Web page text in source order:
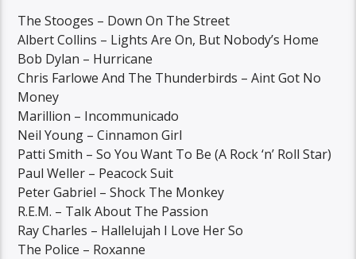
The Stooges – Down On The Street
Albert Collins – Lights Are On, But Nobody’s Home
Bob Dylan – Hurricane
Chris Farlowe And The Thunderbirds – Aint Got No
Money
Marillion – Incommunicado
Neil Young – Cinnamon Girl
Patti Smith – So You Want To Be (A Rock ‘n’ Roll Star)
Paul Weller – Peacock Suit
Peter Gabriel – Shock The Monkey
R.E.M. – Talk About The Passion
Ray Charles – Hallelujah I Love Her So
The Police – Roxanne